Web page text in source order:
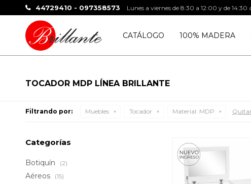
CATÁLOGO 100% MADERA
44729410 - 097358573 Lunes a viernes de 8:30 a 12:00 y de
TOCADOR MDP LÍNEA BRILLANTE
Filtrando por: Muebles Tocador Material: MDP
Categorías
Botiquín (2)
Aéreos (15)